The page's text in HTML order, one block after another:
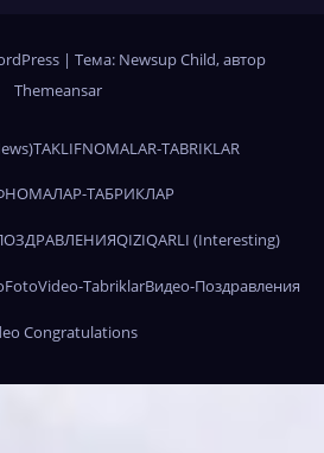
| Тема: Newsup Child, автор
Themeansar
TAKLIFNOMALAR-TABRIKLAR
ТАБРИКЛАР
QIZIQARLI (Interesting)
FotoVideo-TabriklarВидео-Поздравления
Congratulations